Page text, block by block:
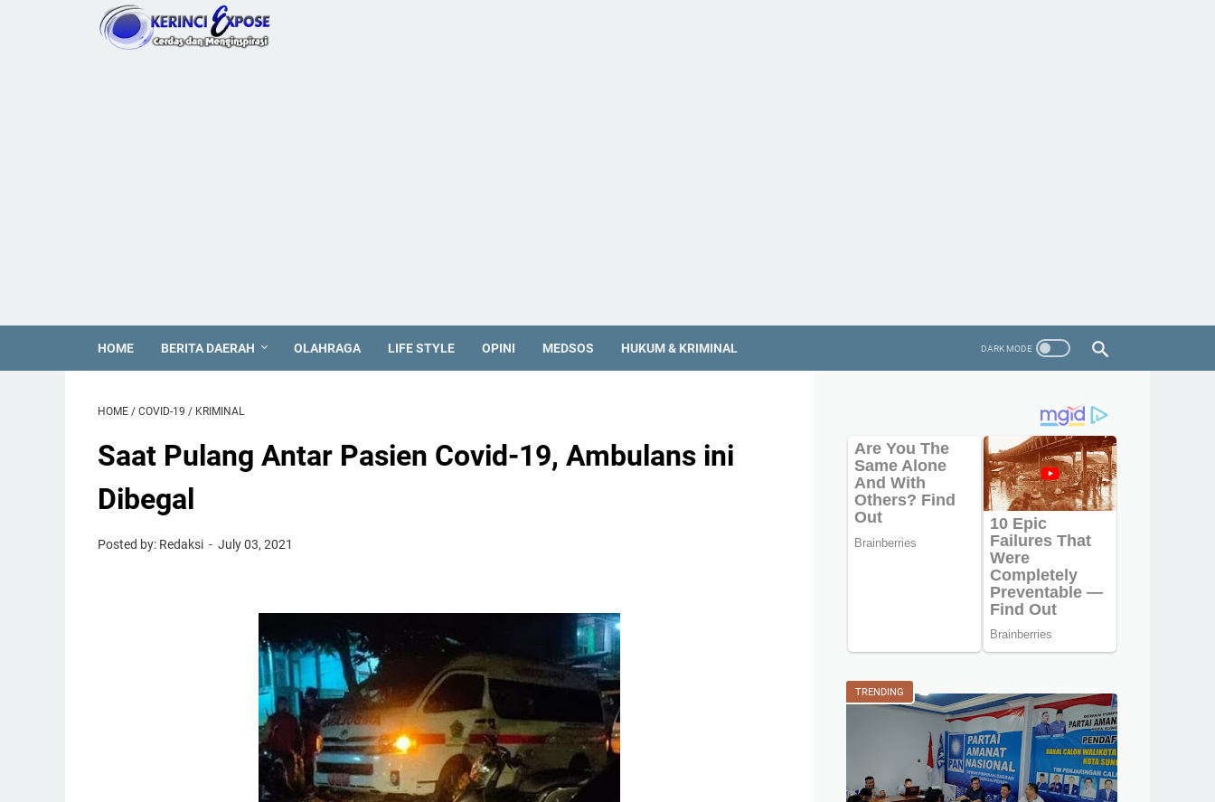
HOME BERITA DAERAH OLAHRAGA LIFE STYLE OPINI MEDSOS HUKUM & KRIMINAL
HOME / COVID-19 / KRIMINAL
Saat Pulang Antar Pasien Covid-19, Ambulans ini
Dibegal
Posted by: Redaksi July 03, 2021
TRENDING